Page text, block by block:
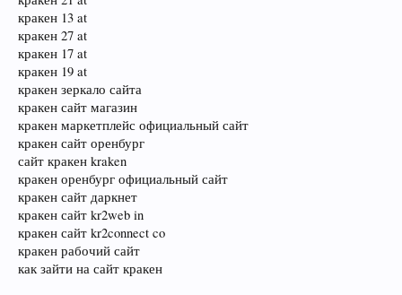
кракен 13 at
кракен 27 at
кракен 17 at
кракен 19 at
кракен зеркало сайта
кракен сайт магазин
кракен маркетплейс официальный сайт
кракен сайт оренбург
сайт кракен kraken
кракен оренбург официальный сайт
кракен сайт даркнет
кракен сайт kr2web in
кракен сайт kr2connect co
кракен рабочий сайт
как зайти на сайт кракен